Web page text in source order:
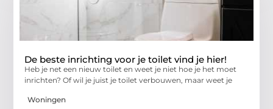
De beste inrichting voor je toilet vind je hier!
Heb je net een nieuw toilet en weet je niet hoe je het moet
inrichten? Of wil je juist je toilet verbouwen, maar weet je
Woningen